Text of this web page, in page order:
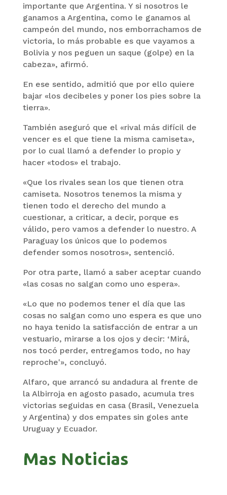
importante que Argentina. Y si nosotros le
ganamos a Argentina, como le ganamos al
campeón del mundo, nos emborrachamos de
victoria, lo más probable es que vayamos a
Bolivia y nos peguen un saque (golpe) en la
cabeza», afirmó.
En ese sentido, admitió que por ello quiere
bajar «los decibeles y poner los pies sobre la
tierra».
También aseguró que el «rival más difícil de
vencer es el que tiene la misma camiseta»,
por lo cual llamó a defender lo propio y
hacer «todos» el trabajo.
«Que los rivales sean los que tienen otra
camiseta. Nosotros tenemos la misma y
tienen todo el derecho del mundo a
cuestionar, a criticar, a decir, porque es
válido, pero vamos a defender lo nuestro. A
Paraguay los únicos que lo podemos
defender somos nosotros», sentenció.
Por otra parte, llamó a saber aceptar cuando
«las cosas no salgan como uno espera».
«Lo que no podemos tener el día que las
cosas no salgan como uno espera es que uno
no haya tenido la satisfacción de entrar a un
vestuario, mirarse a los ojos y decir: ‘Mirá,
nos tocó perder, entregamos todo, no hay
reproche'», concluyó.
Alfaro, que arrancó su andadura al frente de
la Albirroja en agosto pasado, acumula tres
victorias seguidas en casa (Brasil, Venezuela
y Argentina) y dos empates sin goles ante
Uruguay y Ecuador.
Mas Noticias